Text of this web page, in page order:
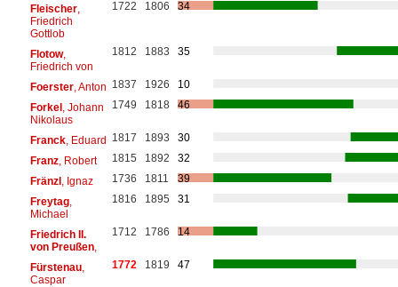
Fleischer,
Friedrich
Gottlob
1722 1806 34
Flotow,
Friedrich von
1812 1883 35
Foerster, Anton 1837 1926
10
Forkel, Johann
Nikolaus
1749 1818 46
Franck, Eduard 1817 1893
30
Franz, Robert 1815 1892
32
Fränzl, Ignaz 1736 1811
39
Freytag,
Michael
1816 1895 31
Friedrich II.
von Preußen,
1712 1786 14
Fürstenau,
Caspar
1772 1819 47